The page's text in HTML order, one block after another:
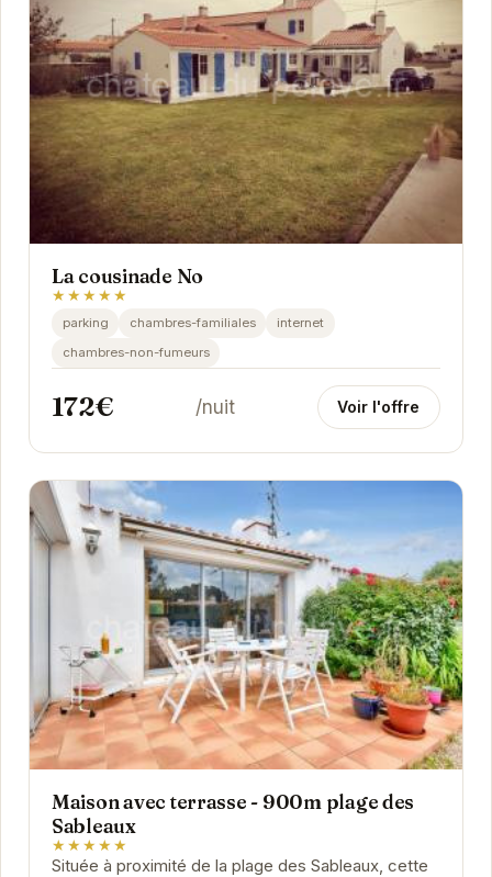
La cousinade No
★★★★★
parking chambres-familiales
internet
chambres-non-fumeurs
172€ /nuit Voir l'offre
Maison avec terrasse - 900m plage des
Sableaux
★★★★★
Située à proximité de la plage des Sableaux, cette